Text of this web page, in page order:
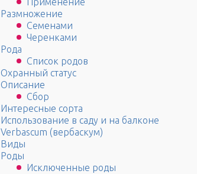
Размножение
Семенами
Черенками
Рода
Список родов
Охранный статус
Описание
Сбор
Интересные сорта
Использование в саду и на балконе
Verbascum (вербаскум)
Виды
Роды
Исключенные роды